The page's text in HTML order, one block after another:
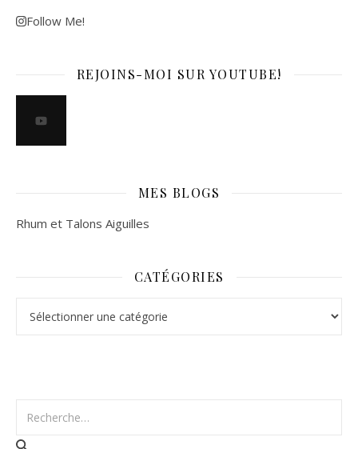
Follow Me!
REJOINS-MOI SUR YOUTUBE!
MES BLOGS
Rhum et Talons Aiguilles
CATÉGORIES